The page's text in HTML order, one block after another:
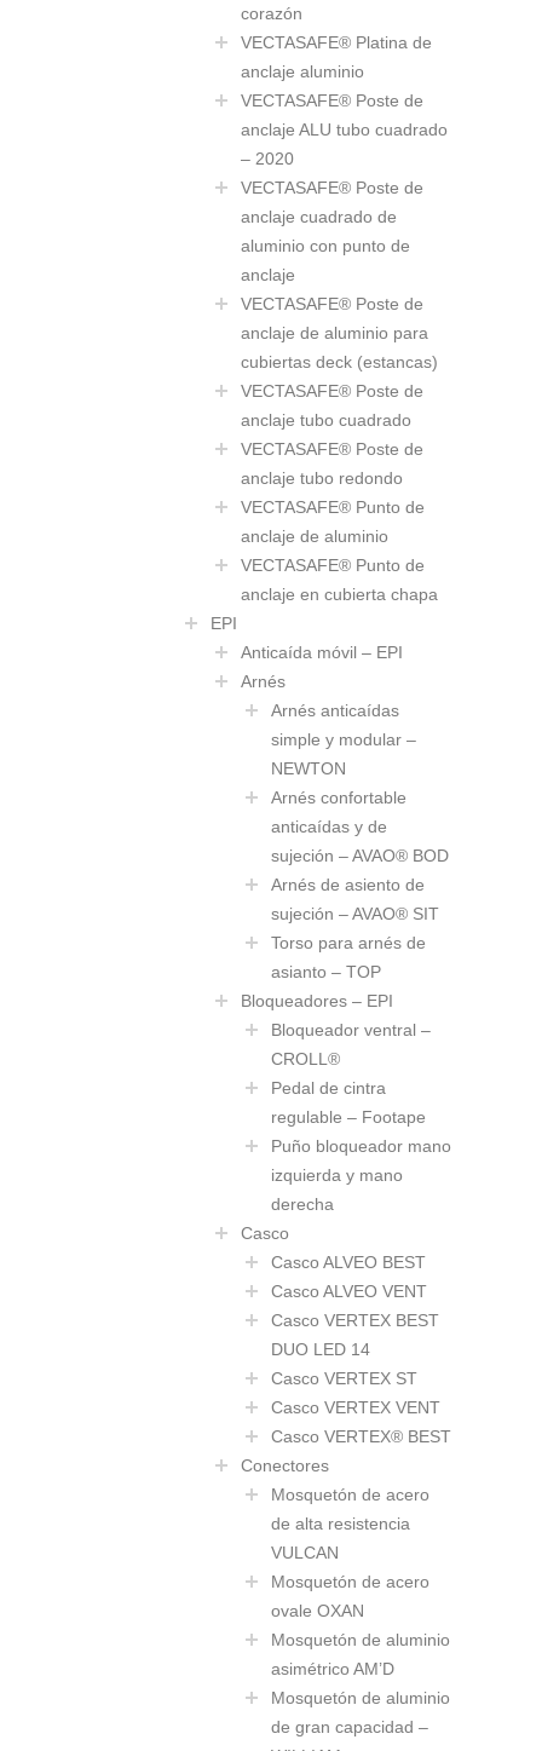
corazón
VECTASAFE® Platina de
anclaje aluminio
VECTASAFE® Poste de
anclaje ALU tubo cuadrado
– 2020
VECTASAFE® Poste de
anclaje cuadrado de
aluminio con punto de
anclaje
VECTASAFE® Poste de
anclaje de aluminio para
cubiertas deck (estancas)
VECTASAFE® Poste de
anclaje tubo cuadrado
VECTASAFE® Poste de
anclaje tubo redondo
VECTASAFE® Punto de
anclaje de aluminio
VECTASAFE® Punto de
anclaje en cubierta chapa
EPI
Anticaída móvil – EPI
Arnés
Arnés anticaídas
simple y modular –
NEWTON
Arnés confortable
anticaídas y de
sujeción – AVAO® BOD
Arnés de asiento de
sujeción – AVAO® SIT
Torso para arnés de
asianto – TOP
Bloqueadores – EPI
Bloqueador ventral –
CROLL®
Pedal de cintra
regulable – Footape
Puño bloqueador mano
izquierda y mano
derecha
Casco
Casco ALVEO BEST
Casco ALVEO VENT
Casco VERTEX BEST
DUO LED 14
Casco VERTEX ST
Casco VERTEX VENT
Casco VERTEX® BEST
Conectores
Mosquetón de acero
de alta resistencia
VULCAN
Mosquetón de acero
ovale OXAN
Mosquetón de aluminio
asimétrico AM’D
Mosquetón de aluminio
de gran capacidad –